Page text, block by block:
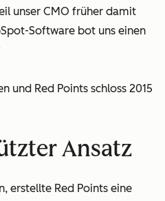
unser CMO früher damit
Software bot uns einen
und Red Points schloss 2015
Ansatz
erstellte Red Points eine